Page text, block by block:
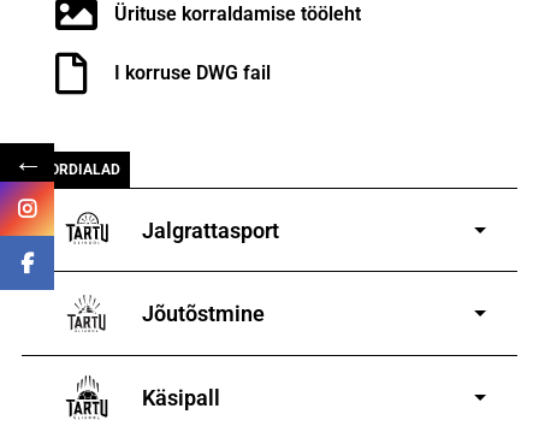
Ürituse korraldamise tööleht
I korruse DWG fail
SPORDIALAD
Jalgrattasport
vanematele poistele ja tüdrukutele
Jõutõstmine
poistele ja tüdrukutele
Käsipall
←